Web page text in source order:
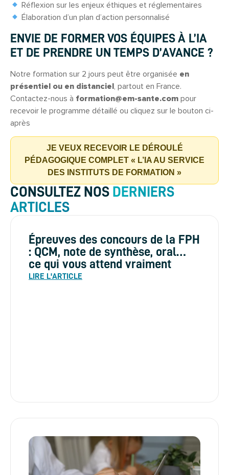
Réflexion sur les enjeux éthiques et réglementaires
Élaboration d’un plan d’action personnalisé
ENVIE DE FORMER VOS ÉQUIPES À L’IA
ET DE PRENDRE UN TEMPS D’AVANCE ?
Notre formation sur 2 jours peut être organisée en
présentiel ou en distanciel, partout en France.
Contactez-nous à formation@em-sante.com pour
recevoir le programme détaillé ou cliquez sur le bouton ci-
après
JE VEUX RECEVOIR LE DÉROULÉ
PÉDAGOGIQUE COMPLET « L’IA AU SERVICE
DES INSTITUTS DE FORMATION »
CONSULTEZ NOS DERNIERS
ARTICLES
Épreuves des concours de la FPH
: QCM, note de synthèse, oral…
ce qui vous attend vraiment
LIRE L'ARTICLE